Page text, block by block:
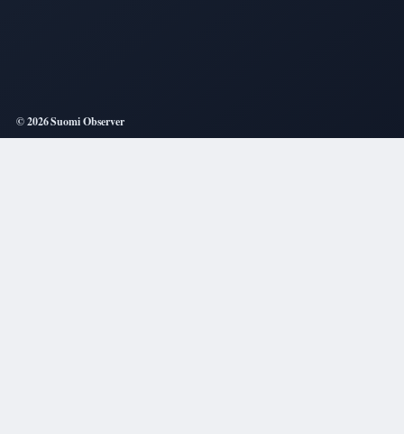
© 2026 Suomi Observer